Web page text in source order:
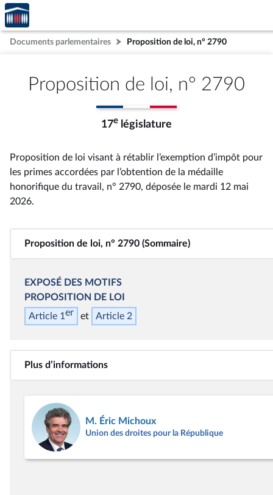
Aller au contenu
Aller en bas de la page
Accèder
à la
page
d'accueil
Documents parlementaires Proposition de loi, n° 2790
Proposition de loi, n° 2790
17e législature
Proposition de loi visant à rétablir l’exemption d’impôt pour
les primes accordées par l’obtention de la médaille
honorifique du travail, n° 2790, déposée le mardi 12 mai
2026.
Proposition de loi, n° 2790 (Sommaire)
EXPOSÉ DES MOTIFS
PROPOSITION DE LOI
Article 1er Article 2
Plus d’informations
M. Éric Michoux
Union des droites pour la République